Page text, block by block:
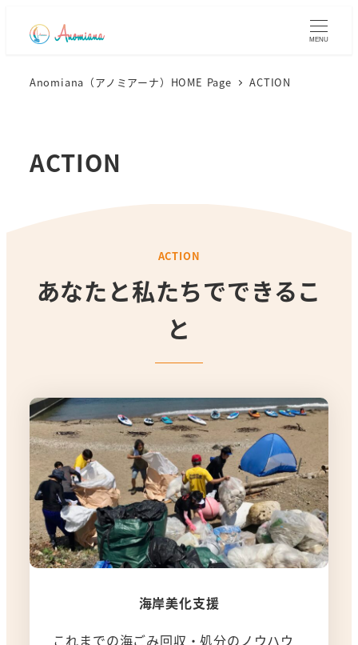
MENU
Anomiana（アノミアーナ）HOME Page ACTION
ACTION
ACTION
あなたと私たちでできるこ
と
海岸美化支援
これまでの海ごみ回収・処分のノウハウ